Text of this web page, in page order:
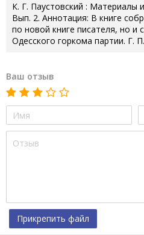
К. Г. Паустовский : Материалы
Вып. 2. Аннотация: В книге
по новой книге писателя, но
Одесского горкома партии. Г. П.
Ваш отзыв
Прикрепить файл